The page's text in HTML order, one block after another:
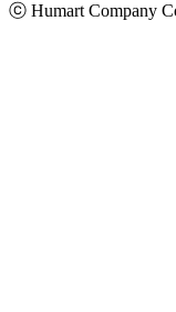
ⓒ Humart Company